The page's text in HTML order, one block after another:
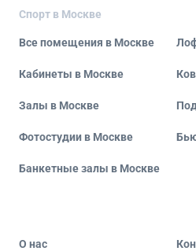
Спорт в Москве
Все помещения в Москве
Кабинеты в Москве
Залы в Москве
Фотостудии в Москве
Банкетные залы в Москве
О нас